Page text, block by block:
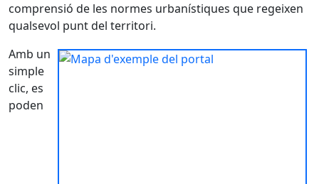
comprensió de les normes urbanístiques que regeixen
qualsevol punt del territori.
Amb un
simple
clic, es
poden